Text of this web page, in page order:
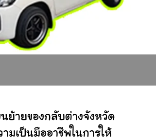
ายของกลับต่างจังหวัด
มเป็นมืออาชีพในการให้